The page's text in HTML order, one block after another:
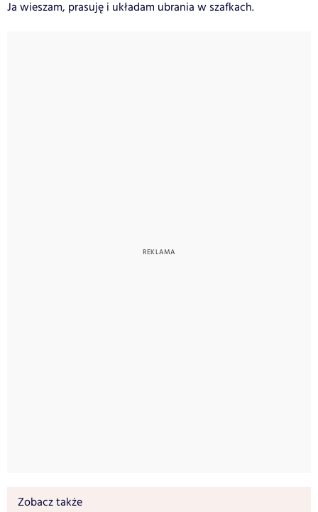
Ja wieszam, prasuję i układam ubrania w szafkach.
Zobacz także